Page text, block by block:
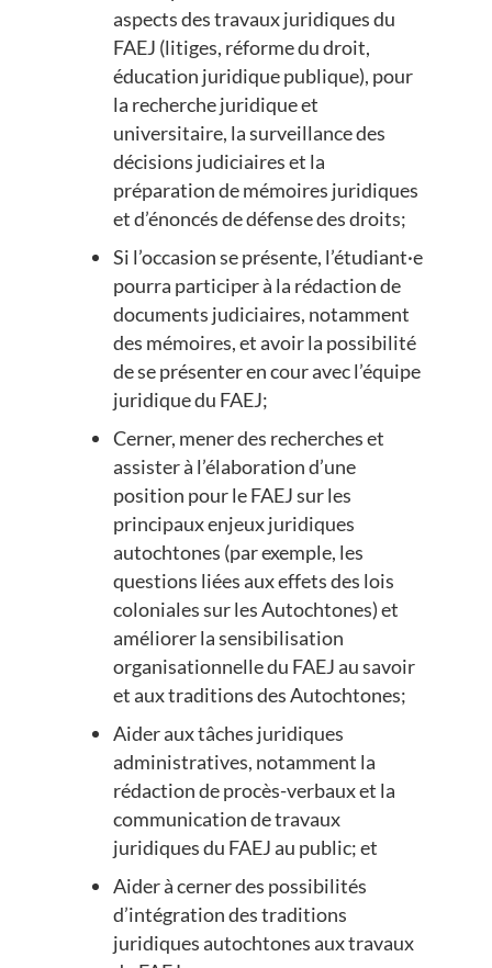
aspects des travaux juridiques du
FAEJ (litiges, réforme du droit,
éducation juridique publique), pour
la recherche juridique et
universitaire, la surveillance des
décisions judiciaires et la
préparation de mémoires juridiques
et d’énoncés de défense des droits;
Si l’occasion se présente, l’étudiant·e
pourra participer à la rédaction de
documents judiciaires, notamment
des mémoires, et avoir la possibilité
de se présenter en cour avec l’équipe
juridique du FAEJ;
Cerner, mener des recherches et
assister à l’élaboration d’une
position pour le FAEJ sur les
principaux enjeux juridiques
autochtones (par exemple, les
questions liées aux effets des lois
coloniales sur les Autochtones) et
améliorer la sensibilisation
organisationnelle du FAEJ au savoir
et aux traditions des Autochtones;
Aider aux tâches juridiques
administratives, notamment la
rédaction de procès-verbaux et la
communication de travaux
juridiques du FAEJ au public; et
Aider à cerner des possibilités
d’intégration des traditions
juridiques autochtones aux travaux